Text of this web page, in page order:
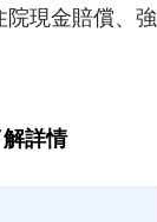
現金賠償、強
詳情